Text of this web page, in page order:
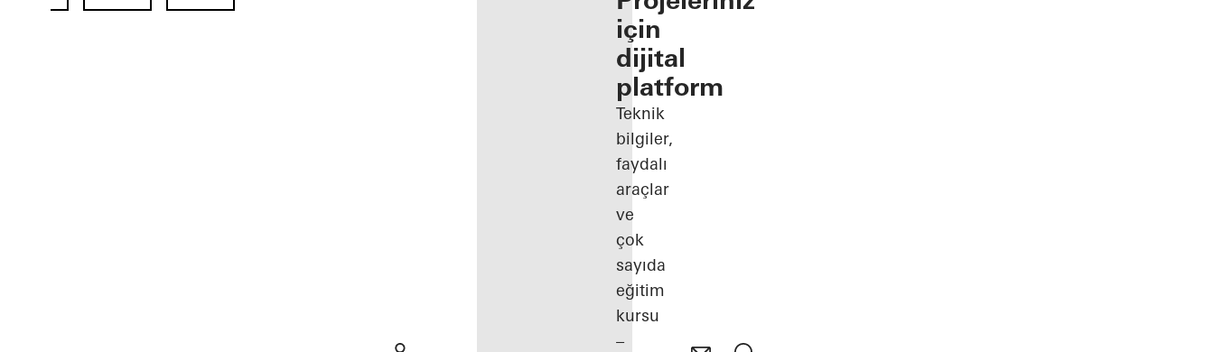
için
dijital
platform
Teknik
bilgiler,
faydalı
araçlar
ve
çok
sayıda
eğitim
kursu
–